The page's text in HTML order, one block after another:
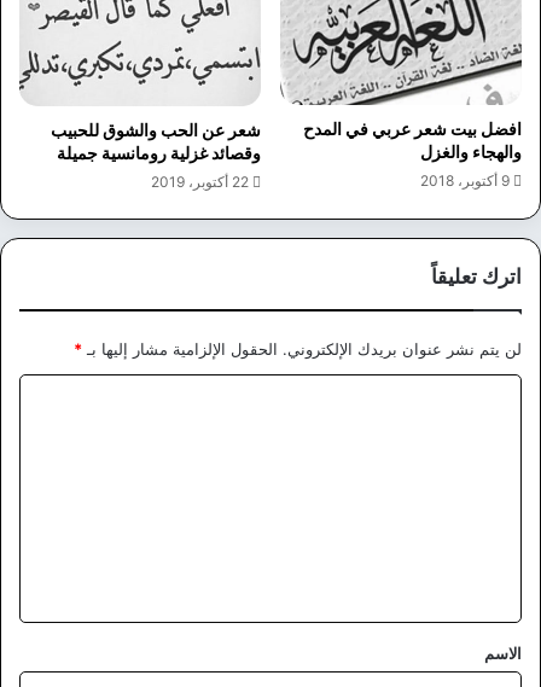
افضل بيت شعر عربي في المدح
والهجاء والغزل
9 أكتوبر، 2018
شعر عن الحب والشوق للحبيب
وقصائد غزلية رومانسية جميلة
22 أكتوبر، 2019
اترك تعليقاً
لن يتم نشر عنوان بريدك الإلكتروني. الحقول الإلزامية مشار إليها بـ *
*
الاسم